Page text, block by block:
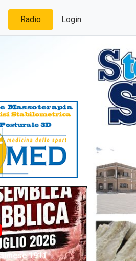
Radio Login
1911